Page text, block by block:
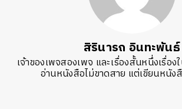
สิรินารถ อินทะพันธ์
เจ้าของเพจสองเพจ และเรื่องสั้นหนึ่งเรื่อ
อ่านหนังสือไม่ขาดสาย แต่เขียนหนัง